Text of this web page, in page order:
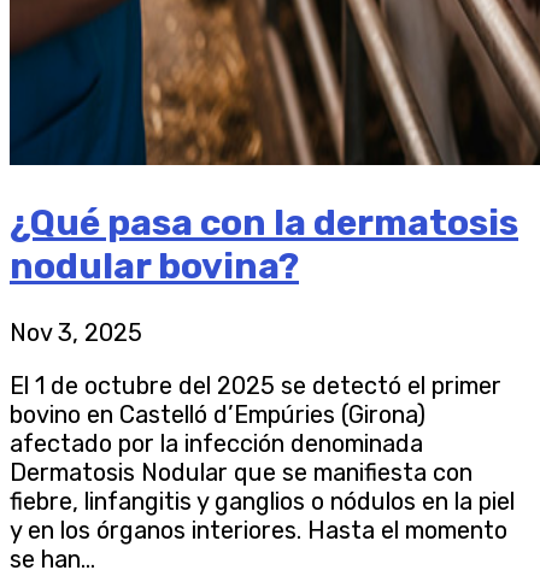
¿Qué pasa con la dermatosis
nodular bovina?
Nov 3, 2025
El 1 de octubre del 2025 se detectó el primer
bovino en Castelló d’Empúries (Girona)
afectado por la infección denominada
Dermatosis Nodular que se manifiesta con
fiebre, linfangitis y ganglios o nódulos en la piel
y en los órganos interiores. Hasta el momento
se han...